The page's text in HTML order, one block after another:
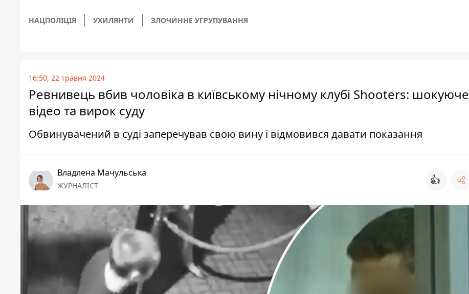
НАЦПОЛІЦІЯ УХИЛЯНТИ ЗЛОЧИННЕ УГРУПУВАННЯ
16:50, 22 травня 2024
Ревнивець вбив чоловіка в київському нічному клубі Shooters: шокуюче
відео та вирок суду
Обвинувачений в суді заперечував свою вину і відмовився давати показання
Владлена Мачульська
ЖУРНАЛІСТ 👍